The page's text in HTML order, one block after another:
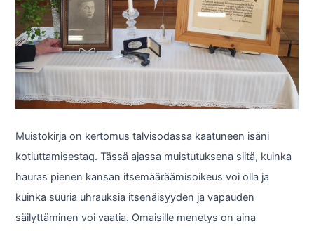
Muistokirja on kertomus talvisodassa kaatuneen isäni
kotiuttamisestaq. Tässä ajassa muistutuksena siitä, kuinka
hauras pienen kansan itsemääräämisoikeus voi olla ja
kuinka suuria uhrauksia itsenäisyyden ja vapauden
säilyttäminen voi vaatia. Omaisille menetys on aina